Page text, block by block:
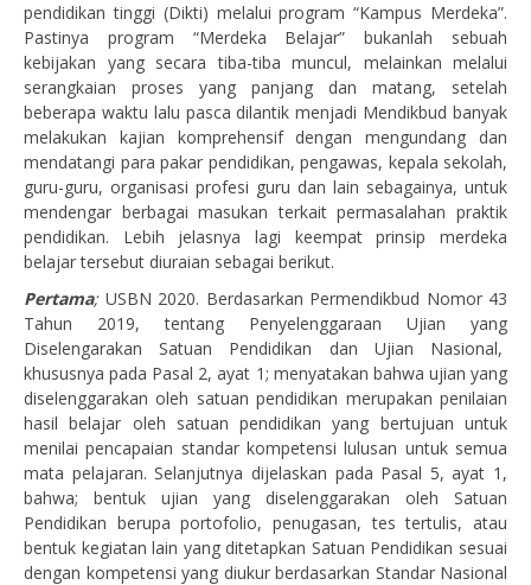
pendidikan tinggi (Dikti) melalui program “Kampus Merdeka”.
Pastinya program “Merdeka Belajar” bukanlah sebuah
kebijakan yang secara tiba-tiba muncul, melainkan melalui
serangkaian proses yang panjang dan matang, setelah
beberapa waktu lalu pasca dilantik menjadi Mendikbud banyak
melakukan kajian komprehensif dengan mengundang dan
mendatangi para pakar pendidikan, pengawas, kepala sekolah,
guru-guru, organisasi profesi guru dan lain sebagainya, untuk
mendengar berbagai masukan terkait permasalahan praktik
pendidikan. Lebih jelasnya lagi keempat prinsip merdeka
belajar tersebut diuraian sebagai berikut.
Pertama;USBN 2020. Berdasarkan Permendikbud Nomor 43
Tahun 2019, tentang Penyelenggaraan Ujian yang
Diselengarakan Satuan Pendidikan dan Ujian Nasional,
khususnya pada Pasal 2, ayat 1; menyatakan bahwa ujian yang
diselenggarakan oleh satuan pendidikan merupakan penilaian
hasil belajar oleh satuan pendidikan yang bertujuan untuk
menilai pencapaian standar kompetensi lulusan untuk semua
mata pelajaran. Selanjutnya dijelaskan pada Pasal 5, ayat 1,
bahwa; bentuk ujian yang diselenggarakan oleh Satuan
Pendidikan berupa portofolio, penugasan, tes tertulis, atau
bentuk kegiatan lain yang ditetapkan Satuan Pendidikan sesuai
dengan kompetensi yang diukur berdasarkan Standar Nasional